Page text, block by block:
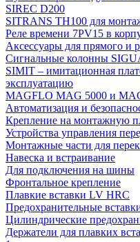
SIREC D200
SITRANS TH100 для
Реле времени 7PV15 в
Аксессуары для прямого и
Сигнальные колонны
SIMIT – имитационная
эксплуатацию
MAGFLO MAG 5000 и
Автоматизация и
Крепление на монтажную
Устройства управления
Монтажные части для
Навеска и встраивание
Для подключения на шины
Фронтальное крепление
Плавкие вставки LV HRC
Предохранительные
Цилиндрические
Держатели для плавких